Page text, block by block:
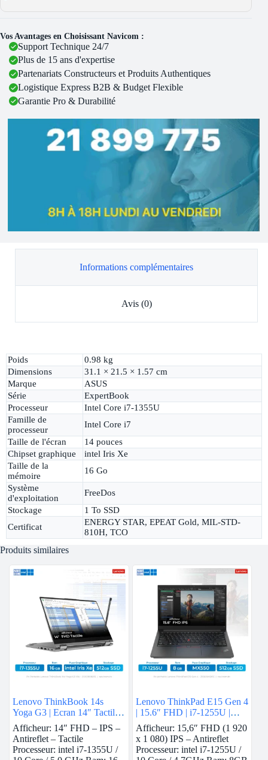
Vos Avantages en Choisissant Navicom :
Support Technique 24/7
Plus de 15 ans d'expertise
Partenariats Constructeurs et Produits Authentiques
Logistique Express B2B & Budget Flexible
Garantie Pro & Durabilité
Informations complémentaires
Avis (0)
Poids
0.98 kg
Dimensions
31.1 × 21.5 × 1.57 cm
Marque
ASUS
Série
ExpertBook
Processeur
Intel Core i7-1355U
Famille de
processeur
Intel Core i7
Taille de l'écran
14 pouces
Chipset graphique
intel Iris Xe
Taille de la
mémoire
16 Go
Système
d'exploitation
FreeDos
Stockage
1 To SSD
Certificat
ENERGY STAR, EPEAT Gold, MIL-STD-
810H, TCO
Produits similaires
Lenovo ThinkBook 14s
Yoga G3 | Ecran 14″ Tactile |
i7-1355U | 16 GB Ram | intel
Iris Xe | 512 GB SSD
Afficheur: 14″ FHD – IPS –
Antireflet – Tactile
Processeur: intel i7-1355U /
Lenovo ThinkPad E15 Gen 4
| 15.6″ FHD | i7-1255U |
8Gb Ram | Nvidia MX550 |
512 GB SSD
Afficheur: 15,6″ FHD (1 920
x 1 080) IPS – Antireflet
Processeur: intel i7-1255U /